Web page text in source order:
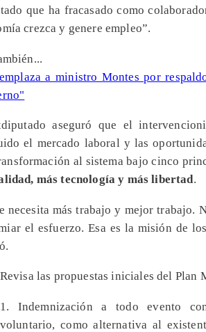
que ha fracasado como
crezca y genere empleo”.
a ministro Montes por
aseguró que el
el mercado laboral y las
al sistema bajo cinco
más tecnología y más libertad.
necesita más trabajo y mejor trabajo.
el esfuerzo. Esa es la misión de
Revisa las propuestas iniciales del Plan
1. Indemnización a todo evento
voluntario, como alternativa al